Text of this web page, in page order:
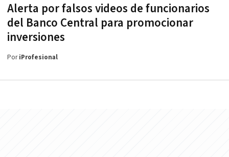
Alerta por falsos videos de funcionarios
del Banco Central para promocionar
inversiones
PoriProfesional